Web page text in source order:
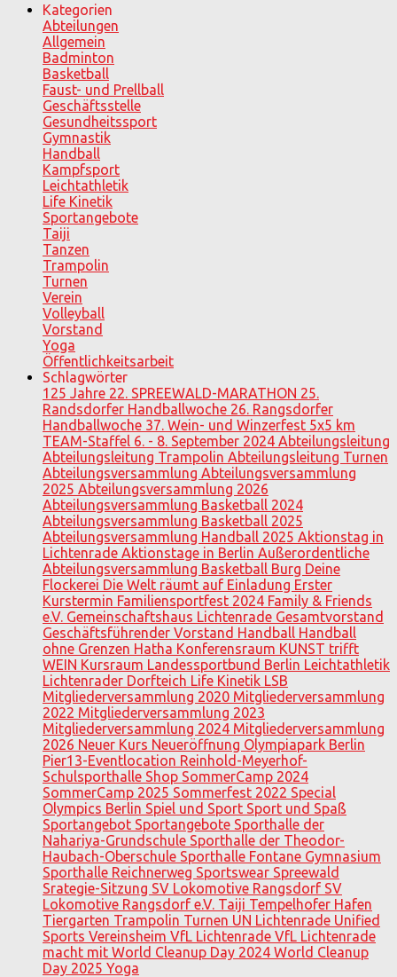
Kategorien
Abteilungen
Allgemein
Badminton
Basketball
Faust- und Prellball
Geschäftsstelle
Gesundheitssport
Gymnastik
Handball
Kampfsport
Leichtathletik
Life Kinetik
Sportangebote
Taiji
Tanzen
Trampolin
Turnen
Verein
Volleyball
Vorstand
Yoga
Öffentlichkeitsarbeit
Schlagwörter
125 Jahre 22. SPREEWALD-MARATHON 25.
Randsdorfer Handballwoche 26. Rangsdorfer
Handballwoche 37. Wein- und Winzerfest 5x5 km
TEAM-Staffel 6. - 8. September 2024 Abteilungsleitung
Abteilungsleitung Trampolin Abteilungsleitung Turnen
Abteilungsversammlung Abteilungsversammlung
2025 Abteilungsversammlung 2026
Abteilungsversammlung Basketball 2024
Abteilungsversammlung Basketball 2025
Abteilungsversammlung Handball 2025 Aktionstag in
Lichtenrade Aktionstage in Berlin Außerordentliche
Abteilungsversammlung Basketball Burg Deine
Flockerei Die Welt räumt auf Einladung Erster
Kurstermin Familiensportfest 2024 Family & Friends
e.V. Gemeinschaftshaus Lichtenrade Gesamtvorstand
Geschäftsführender Vorstand Handball Handball
ohne Grenzen Hatha Konferensraum KUNST trifft
WEIN Kursraum Landessportbund Berlin Leichtathletik
Lichtenrader Dorfteich Life Kinetik LSB
Mitgliederversammlung 2020 Mitgliederversammlung
2022 Mitgliederversammlung 2023
Mitgliederversammlung 2024 Mitgliederversammlung
2026 Neuer Kurs Neueröffnung Olympiapark Berlin
Pier13-Eventlocation Reinhold-Meyerhof-
Schulsporthalle Shop SommerCamp 2024
SommerCamp 2025 Sommerfest 2022 Special
Olympics Berlin Spiel und Sport Sport und Spaß
Sportangebot Sportangebote Sporthalle der
Nahariya-Grundschule Sporthalle der Theodor-
Haubach-Oberschule Sporthalle Fontane Gymnasium
Sporthalle Reichnerweg Sportswear Spreewald
Srategie-Sitzung SV Lokomotive Rangsdorf SV
Lokomotive Rangsdorf e.V. Taiji Tempelhofer Hafen
Tiergarten Trampolin Turnen UN Lichtenrade Unified
Sports Vereinsheim VfL Lichtenrade VfL Lichtenrade
macht mit World Cleanup Day 2024 World Cleanup
Day 2025 Yoga